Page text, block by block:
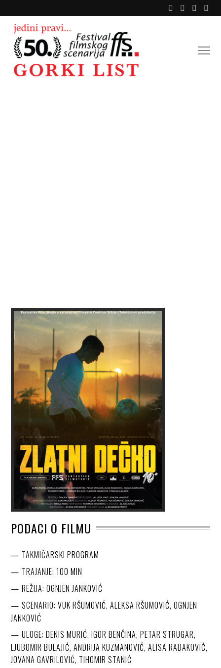
PODACI O FILMU
TAKMIČARSKI PROGRAM
TRAJANJE: 100 MIN
REŽIJA: OGNJEN JANKOVIĆ
SCENARIO: VUK RŠUMOVIĆ, ALEKSA RŠUMOVIĆ, OGNJEN
JANKOVIĆ
ULOGE: DENIS MURIĆ, IGOR BENČINA, PETAR STRUGAR,
LJUBOMIR BULAJIĆ, ANDRIJA KUZMANOVIĆ, ALISA RADAKOVIĆ,
JOVANA GAVRILOVIĆ, TIHOMIR STANIĆ